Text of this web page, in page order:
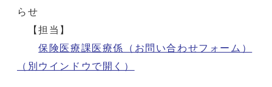
らせ
【担当】
保険医療課医療係（お問い合わせフォーム）
（別ウインドウで開く）